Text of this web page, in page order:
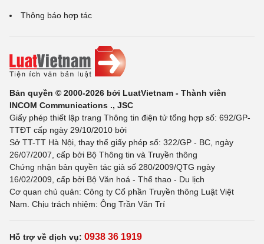
Thông báo hợp tác
Bản quyền © 2000-2026 bởi LuatVietnam - Thành viên
INCOM Communications ., JSC
Giấy phép thiết lập trang Thông tin điện tử tổng hợp số: 692/GP-
TTĐT cấp ngày 29/10/2010 bởi
Sở TT-TT Hà Nội, thay thế giấy phép số: 322/GP - BC, ngày
26/07/2007, cấp bởi Bộ Thông tin và Truyền thông
Chứng nhận bản quyền tác giả số 280/2009/QTG ngày
16/02/2009, cấp bởi Bộ Văn hoá - Thể thao - Du lịch
Cơ quan chủ quản: Công ty Cổ phần Truyền thông Luật Việt
Nam. Chịu trách nhiệm: Ông Trần Văn Trí
Hỗ trợ về dịch vụ: 0938 36 1919